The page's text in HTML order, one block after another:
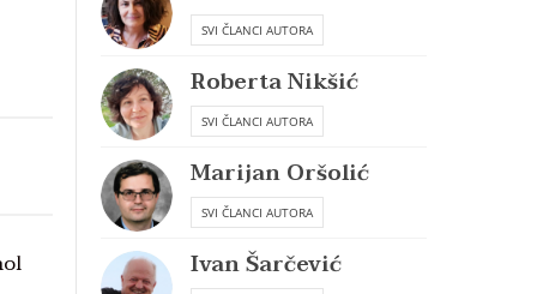
SVI ČLANCI AUTORA
Roberta Nikšić
SVI ČLANCI AUTORA
Marijan Oršolić
SVI ČLANCI AUTORA
Ivan Šarčević